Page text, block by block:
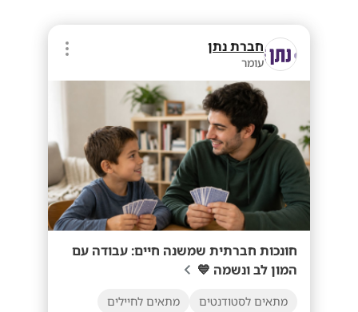
חברת נתן
עומר
חונכות חברתית שמשנה חיים: עבודה עם
המון לב ונשמה 💙
מתאים לסטודנטים מתאים לחיילים